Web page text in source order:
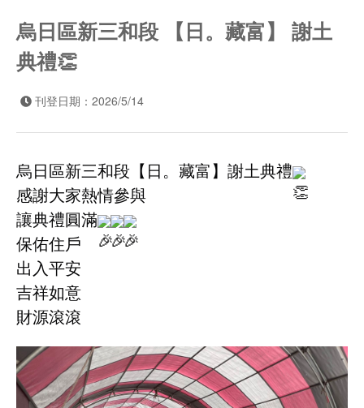
烏日區新三和段 【日。藏富】 謝土
典禮👏
刊登日期：2026/5/14
烏日區新三和段【日。藏富】謝土典禮
感謝大家熱情參與
讓典禮圓滿
保佑住戶
出入平安
吉祥如意
財源滾滾